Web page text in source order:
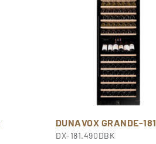
DUNAVOX GRANDE-181
DX-181.490DBK